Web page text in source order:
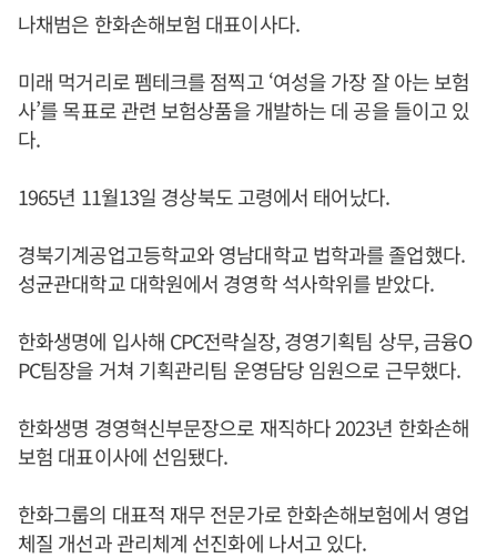
나채범은 한화손해보험 대표이사다.
미래 먹거리로 펨테크를 점찍고 ‘여성을 가장 잘 아는 보험
사’를 목표로 관련 보험상품을 개발하는 데 공을 들이고 있
다.
1965년 11월13일 경상북도 고령에서 태어났다.
경북기계공업고등학교와 영남대학교 법학과를 졸업했다.
성균관대학교 대학원에서 경영학 석사학위를 받았다.
한화생명에 입사해 CPC전략실장, 경영기획팀 상무, 금융O
PC팀장을 거쳐 기획관리팀 운영담당 임원으로 근무했다.
한화생명 경영혁신부문장으로 재직하다 2023년 한화손해
보험 대표이사에 선임됐다.
한화그룹의 대표적 재무 전문가로 한화손해보험에서 영업
체질 개선과 관리체계 선진화에 나서고 있다.